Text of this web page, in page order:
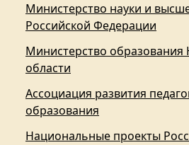
Министерство науки и
Российской Федерации
Министерство образования
области
Ассоциация развития
образования
Национальные проекты